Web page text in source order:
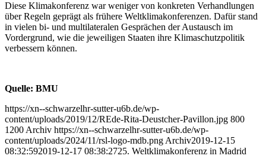
Diese Klimakonferenz war weniger von konkreten Verhandlungen
über Regeln geprägt als frühere Weltklimakonferenzen. Dafür stand
in vielen bi- und multilateralen Gesprächen der Austausch im
Vordergrund, wie die jeweiligen Staaten ihre Klimaschutzpolitik
verbessern können.
Quelle: BMU
https://xn--schwarzelhr-sutter-u6b.de/wp-
content/uploads/2019/12/REde-Rita-Deustcher-Pavillon.jpg 800
1200 Archiv https://xn--schwarzelhr-sutter-u6b.de/wp-
content/uploads/2024/11/rsl-logo-mdb.png Archiv2019-12-15
08:32:592019-12-17 08:38:2725. Weltklimakonferenz in Madrid